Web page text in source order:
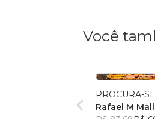
Você
PROCURA-SE
Rafael M